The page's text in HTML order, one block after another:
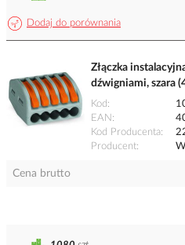
Dodaj do porównania
Złączka
dźwigniami, szara
Kod
EAN
Kod Producenta
Producent
Cena brutto